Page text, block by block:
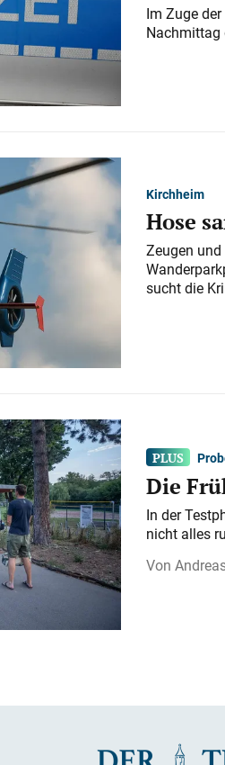
Im Zuge
Nachmittag
Kirchheim
Hose
Zeugen
sucht die
Die
In der
nicht alles